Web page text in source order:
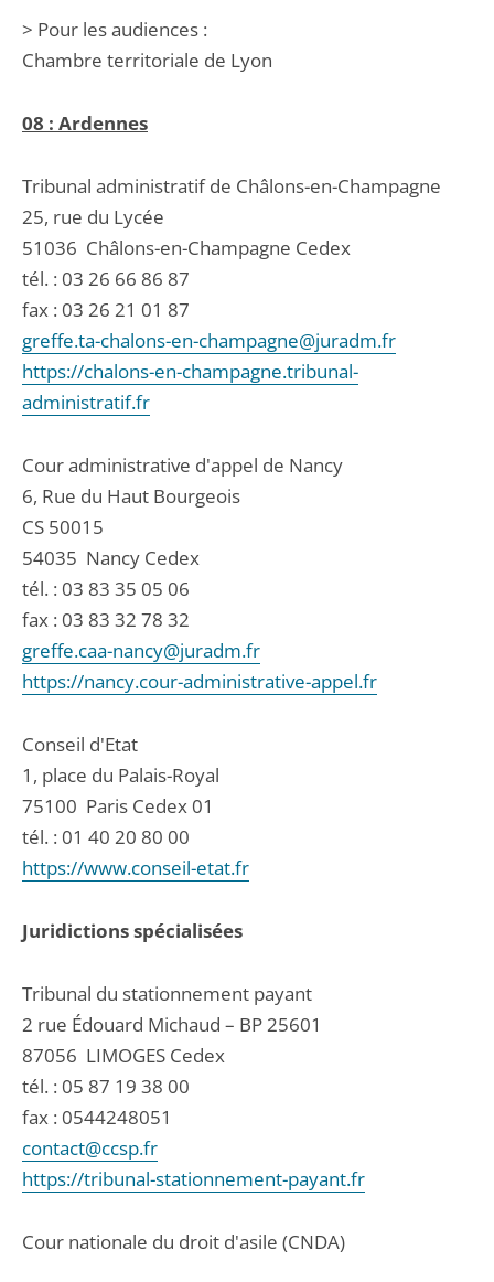
> Pour les audiences :
Chambre territoriale de Lyon
08 : Ardennes
Tribunal administratif de Châlons-en-Champagne
25, rue du Lycée
51036 Châlons-en-Champagne Cedex
tél. : 03 26 66 86 87
fax : 03 26 21 01 87
greffe.ta-chalons-en-champagne@juradm.fr
https://chalons-en-champagne.tribunal-
administratif.fr
Cour administrative d'appel de Nancy
6, Rue du Haut Bourgeois
CS 50015
54035 Nancy Cedex
tél. : 03 83 35 05 06
fax : 03 83 32 78 32
greffe.caa-nancy@juradm.fr
https://nancy.cour-administrative-appel.fr
Conseil d'Etat
1, place du Palais-Royal
75100 Paris Cedex 01
tél. : 01 40 20 80 00
https://www.conseil-etat.fr
Juridictions spécialisées
Tribunal du stationnement payant
2 rue Édouard Michaud – BP 25601
87056 LIMOGES Cedex
tél. : 05 87 19 38 00
fax : 0544248051
contact@ccsp.fr
https://tribunal-stationnement-payant.fr
Cour nationale du droit d'asile (CNDA)